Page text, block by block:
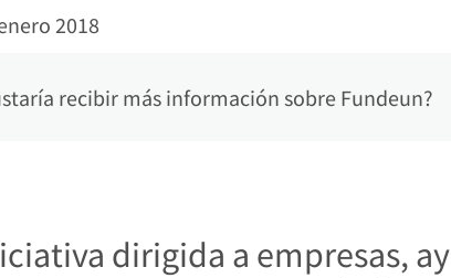
2018
recibir más información sobre Fundeun?
dirigida a empresas,